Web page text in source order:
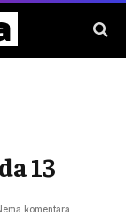
13
komentara